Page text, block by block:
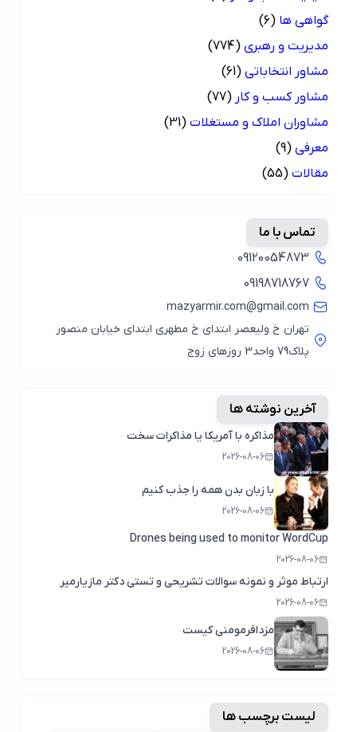
گواهی ها (6)
مدیریت و رهبری (774)
مشاور انتخاباتی (61)
مشاور کسب و کار (77)
مشاوران املاک و مستغلات (31)
معرفی (9)
مقالات (55)
تماس با ما
09120054873
09198718767
mazyarmir.com@gmail.com
تهران خ ولیعصر ابتدای خ مطهری ابتدای خیابان منصور
پلاک79 واحد3 روزهای زوج
آخرین نوشته ها
مذاکره با آمریکا یا مذاکرات سخت
2026-08-06
با زبان بدن همه را جذب کنیم
2026-08-06
Drones being used to monitor WordCup
2026-08-06
ارتباط موثر و نمونه سوالات تشریحی و تستی دکتر مازیارمیر
2026-08-06
مزدافرمومنی کیست
2026-08-06
لیست برچسب ها